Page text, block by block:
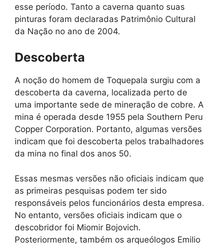
esse período. Tanto a caverna quanto suas
pinturas foram declaradas Patrimônio Cultural
da Nação no ano de 2004.
Descoberta
A noção do homem de Toquepala surgiu com a
descoberta da caverna, localizada perto de
uma importante sede de mineração de cobre. A
mina é operada desde 1955 pela Southern Peru
Copper Corporation. Portanto, algumas versões
indicam que foi descoberta pelos trabalhadores
da mina no final dos anos 50.
Essas mesmas versões não oficiais indicam que
as primeiras pesquisas podem ter sido
responsáveis ​​pelos funcionários desta empresa.
No entanto, versões oficiais indicam que o
descobridor foi Miomir Bojovich.
Posteriormente, também os arqueólogos Emilio